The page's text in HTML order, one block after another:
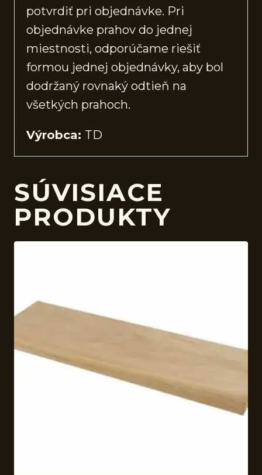
potvrdiť pri objednávke. Pri
objednávke prahov do jednej
miestnosti, odporúčame riešiť
formou jednej objednávky, aby bol
dodržaný rovnaký odtieň na
všetkých prahoch.
Výrobca: TD
SÚVISIACE
PRODUKTY